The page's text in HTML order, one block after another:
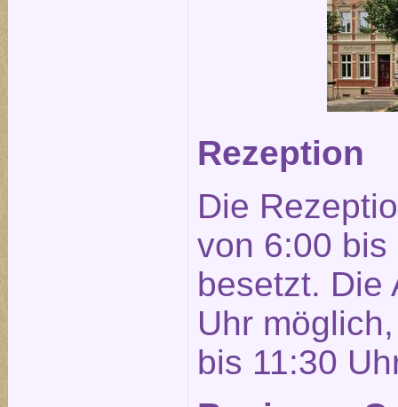
Rezeption
Die
von 6:00
besetzt. Die
Uhr
bis 11:30